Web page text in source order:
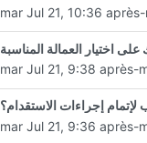
mar Jul 21, 10:36
اختيار العمالة المناسبة
mar Jul 21, 9:38 après-
إجراءات الاستقدام؟
mar Jul 21, 9:36 après-